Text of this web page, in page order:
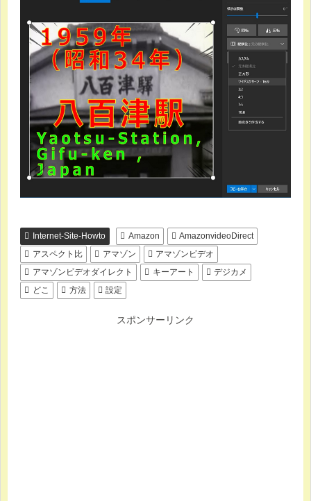
Internet-Site-Howto Amazon
AmazonvideoDirect
アスペクト比
アマゾン
アマゾンビデオ
アマゾンビデオダイレクト
キーアート
デジカメ
どこ
方法 設定
スポンサーリンク